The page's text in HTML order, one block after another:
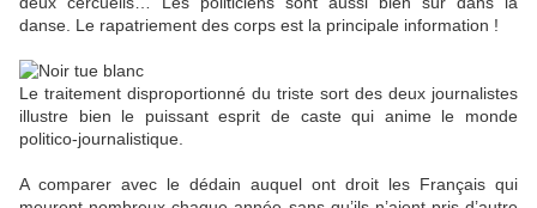
danse. Le rapatriement des corps est la principale information !
Le traitement disproportionné du triste sort des deux journalistes
illustre bien le puissant esprit de caste qui anime le monde
politico-journalistique.
A comparer avec le dédain auquel ont droit les Français qui